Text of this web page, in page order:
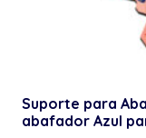
Suporte para
abafador Azul